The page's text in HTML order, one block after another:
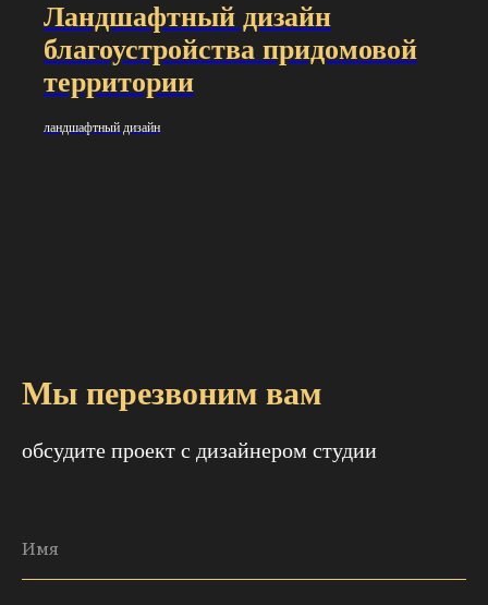
Ландшафтный дизайн
благоустройства придомовой
территории
ландшафтный дизайн
Мы перезвоним вам
обсудите проект с дизайнером студии